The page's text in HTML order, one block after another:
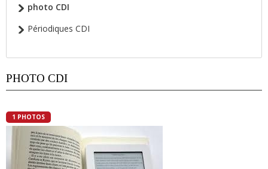
photo CDI
Périodiques CDI
PHOTO CDI
1 PHOTOS